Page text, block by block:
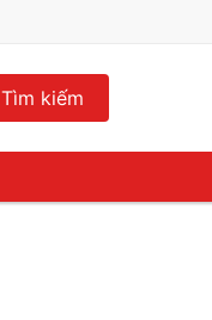
Tìm kiếm